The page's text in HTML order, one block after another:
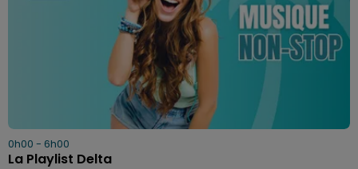
0h00 - 6h00
La Playlist Delta